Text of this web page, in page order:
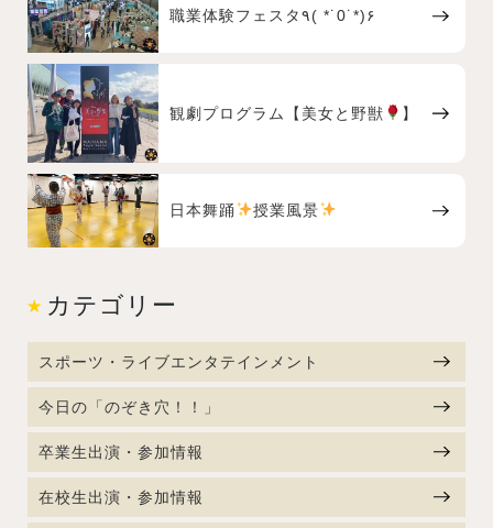
職業体験フェスタ٩( *˙0˙*)۶
観劇プログラム【美女と野獣 】
日本舞踊 授業風景
カテゴリー
スポーツ・ライブエンタテインメント
今日の「のぞき穴！！」
卒業生出演・参加情報
在校生出演・参加情報